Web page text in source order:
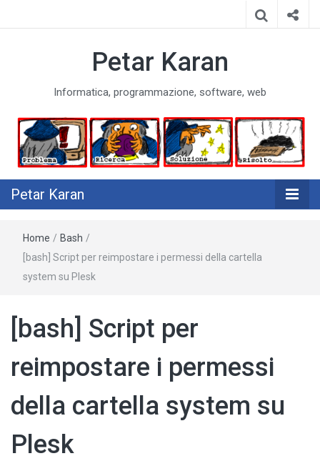
Petar Karan
Informatica, programmazione, software, web
Petar Karan
Home / Bash /
[bash] Script per reimpostare i permessi della cartella
system su Plesk
[bash] Script per
reimpostare i permessi
della cartella system su
Plesk